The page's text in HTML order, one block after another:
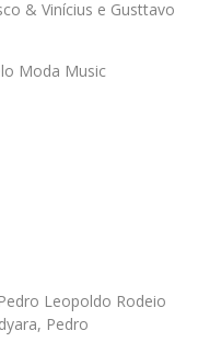
& Vinícius e Gusttavo
Moda Music
Leopoldo Rodeio
Pedro